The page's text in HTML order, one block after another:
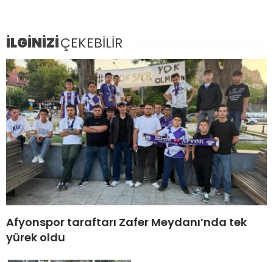
İLGİNİZİÇEKEBİLİR
Afyonspor taraftarı Zafer Meydanı’nda tek
yürek oldu